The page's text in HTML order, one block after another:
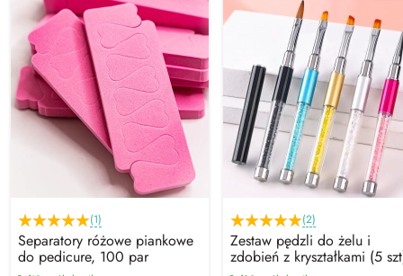
(1)
Separatory różowe piankowe
do pedicure, 100 par
(2)
Zestaw pędzli do żelu i
zdobień z kryształkami (5